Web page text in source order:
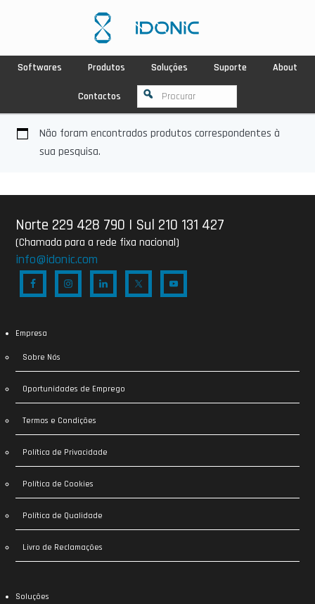
Softwares Produtos Soluções Suporte About
Contactos
Não foram encontrados produtos correspondentes à
sua pesquisa.
Norte 229 428 790 | Sul 210 131 427
(Chamada para a rede fixa nacional)
info@idonic.com
Empresa
Sobre Nós
Oportunidades de Emprego
Termos e Condições
Política de Privacidade
Política de Cookies
Política de Qualidade
Livro de Reclamações
Soluções